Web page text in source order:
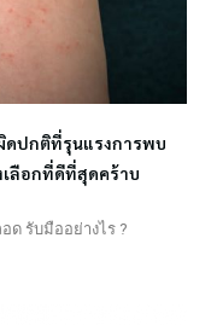
ดปกติที่รุนแรงการพบ
ลือกที่ดีที่สุดคร้าบ
ด รับมืออย่างไร ?